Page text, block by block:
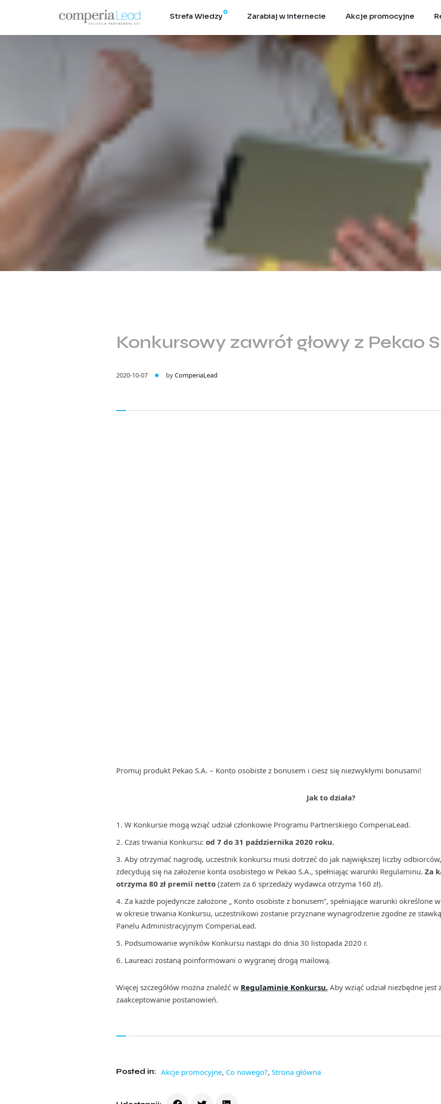
Strefa Wiedzy Zarabiaj w internecie Akcje promocyjne
Konkursowy zawrót głowy z Pekao
2020-10-07 byComperiaLead
Promuj produkt Pekao S.A. – Konto osobiste z bonusem i ciesz się niezwykłymi bonusami!
Jak to działa?
W Konkursie mogą wziąć udział członkowie Programu Partnerskiego ComperiaLead.
Czas trwania Konkursu: od 7 do 31 października 2020 roku.
Aby otrzymać nagrodę, uczestnik konkursu musi dotrzeć do jak największej liczby
zdecydują się na założenie konta osobistego w Pekao S.A., spełniając warunki Regulaminu. Za
otrzyma 80 zł premii netto(zatem za 6 sprzedaży wydawca otrzyma 160 zł).
Za każde pojedyncze założone „ Konto osobiste z bonusem”, spełniające warunki określone
w okresie trwania Konkursu, uczestnikowi zostanie przyznane wynagrodzenie zgodne ze
Panelu Administracyjnym ComperiaLead.
Podsumowanie wyników Konkursu nastąpi do dnia 30 listopada 2020 r.
Laureaci zostaną poinformowani o wygranej drogą mailową.
Więcej szczegółów można znaleźć w Regulaminie Konkursu.Aby wziąć udział niezbędne jest
zaakceptowanie postanowień.
Posted in: Akcje promocyjne, Co nowego?, Strona główna